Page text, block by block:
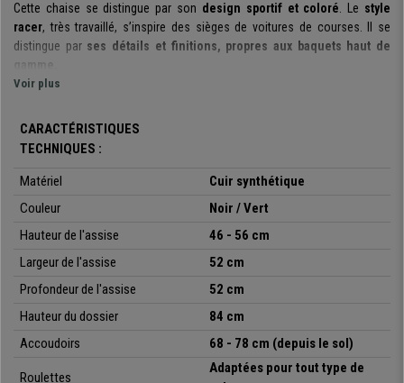
Cette chaise se distingue par son design sportif et coloré. Le style
racer, très travaillé, s’inspire des sièges de voitures de courses. Il se
distingue par ses détails et finitions, propres aux baquets haut de
vous permettent d’adopter et de conserver une posture correcte.
rembourrage épais
garantissent le confort du fauteuil.
Il convient de souligner que le
dossier de la chaise et l’appui-tête
intégré
sont suffisamment haut pour que la totalité de votre tête soit
être oublié, il vous est possible de l’utiliser, à votre guise. Ce dernier,
associé au dossier inclinable
, vous permet d’adopter, quand vous
siège un produitadapté à une utilisation quotidienne intensive
première qualité
piétement
est conçu pour supporter un poids allantjusqu’à 120 kg , il garantit la
Voir plus
CARACTÉRISTIQUES
TECHNIQUES :
Matériel
Cuir synthétique
Couleur
Noir / Vert
Hauteur de l'assise
46 - 56 cm
Largeur de l'assise
52 cm
Profondeur de l'assise
52 cm
Hauteur du dossier
84 cm
Accoudoirs
68 - 78 cm (depuis le sol)
Roulettes
Adaptées pour tout type de